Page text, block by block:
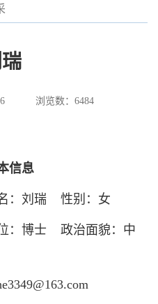
浏览数： 6484
信息
刘瑞 性别：女
博士 政治面貌：中